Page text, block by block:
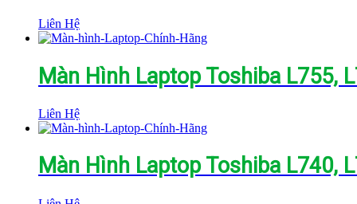
Liên Hệ
Màn Hình Laptop Toshiba L755,
Liên Hệ
Màn Hình Laptop Toshiba L740,